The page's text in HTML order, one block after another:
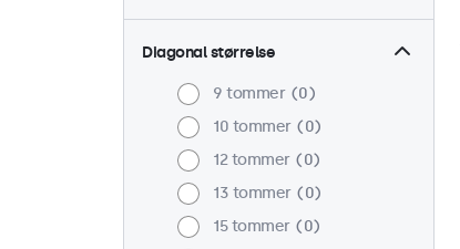
Diagonal størrelse
9 tommer
0
10 tommer
0
12 tommer
0
13 tommer
0
15 tommer
0